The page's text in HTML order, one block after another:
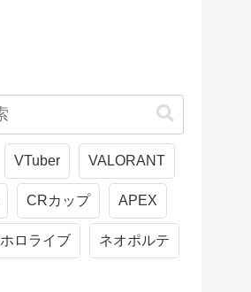
VTuber VALORANT
CRカップ APEX
ホロライブ ネオポルテ